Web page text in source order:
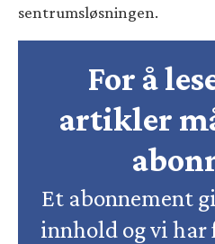
sentrumsløsningen.
For å
artikler
Et abonnement
innhold og vi